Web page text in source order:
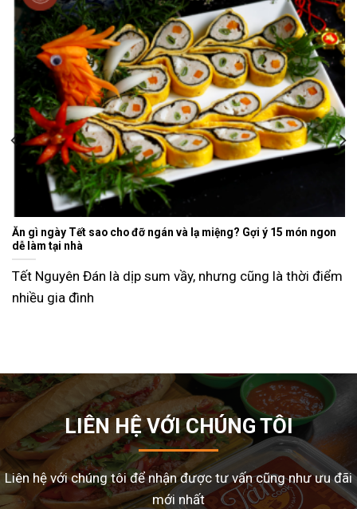
Ăn gì ngày Tết sao cho đỡ ngán và lạ miệng? Gợi ý 15 món ngon
dễ làm tại nhà
Tết Nguyên Đán là dịp sum vầy, nhưng cũng là thời điểm
nhiều gia đình
LIÊN HỆ VỚI CHÚNG TÔI
Liên hệ với chúng tôi để nhận được tư vấn cũng như ưu đãi
mới nhất